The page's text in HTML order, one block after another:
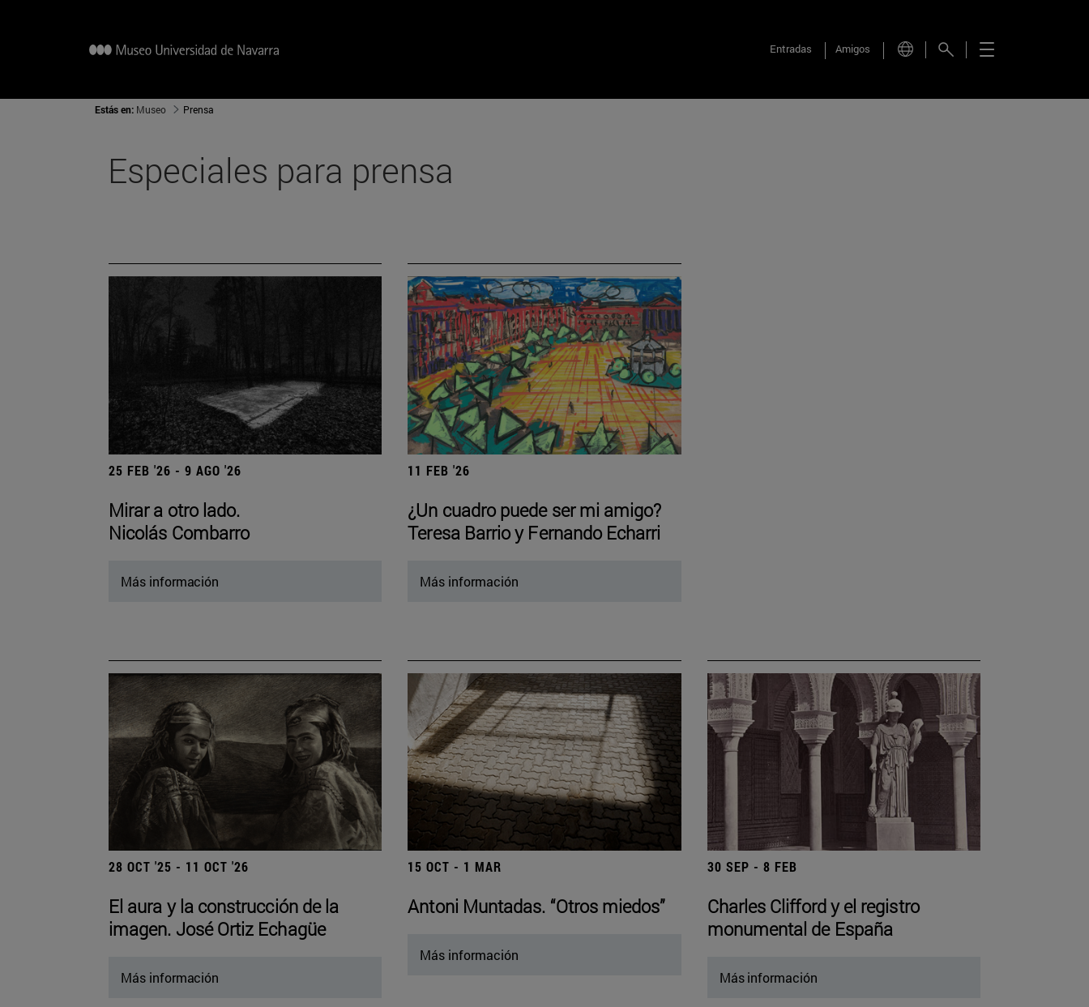
Entradas Amigos
Estás en: Museo Prensa
Especiales para prensa
25 FEB '26 - 9 AGO '26
Mirar a otro lado.
Nicolás Combarro
Más información
11 FEB '26
¿Un cuadro puede ser mi amigo?
Teresa Barrio y Fernando Echarri
Más información
28 OCT '25 - 11 OCT '26
El aura y la construcción de la
imagen. José Ortiz Echagüe
Más información
15 OCT - 1 MAR
Antoni Muntadas. “Otros miedos”
Más información
30 SEP - 8 FEB
Charles Clifford y el registro
monumental de España
Más información